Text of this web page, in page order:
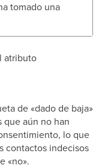
tomado una
atributo
de «dado de baja»
que aún no han
lo que
contactos indecisos
«no».